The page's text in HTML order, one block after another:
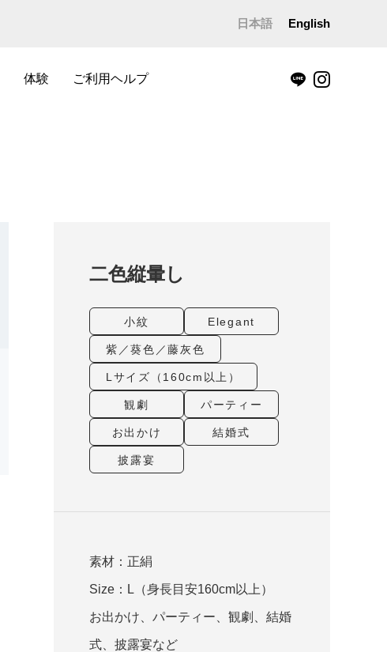
日本語 English
体験 ご利用ヘルプ
二色縦暈し
小紋 Elegant
紫／葵色／藤灰色
Lサイズ（160cm以上）
観劇 パーティー
お出かけ 結婚式
披露宴
素材：正絹
Size：L（身長目安160cm以上）
お出かけ、パーティー、観劇、結婚
式、披露宴など